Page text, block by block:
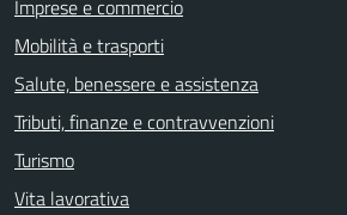
Imprese e commercio
Mobilità e trasporti
Salute, benessere e assistenza
Tributi, finanze e contravvenzioni
Turismo
Vita lavorativa